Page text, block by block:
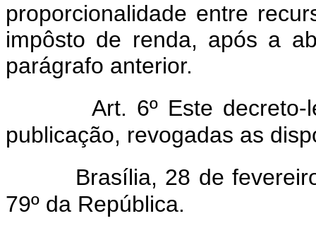
proporcionalidade entre
impôsto de renda, após a
parágrafo anterior.
Art. 6º Este
publicação, revogadas as
Brasília, 28 de
79º da República.